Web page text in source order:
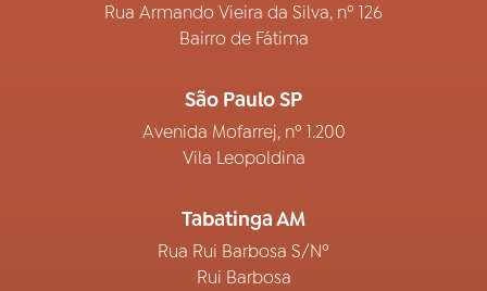
Rua Armando Vieira da Silva, nº 126
Bairro de Fátima
São Paulo SP
Avenida Mofarrej, nº 1.200
Vila Leopoldina
Tabatinga AM
Rua Rui Barbosa S/Nº
Rui Barbosa